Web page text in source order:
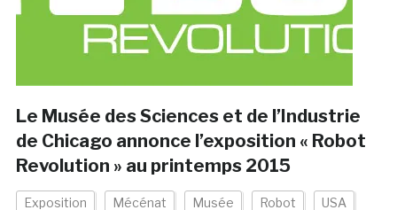
Le Musée des Sciences et de l’Industrie
de Chicago annonce l’exposition « Robot
Revolution » au printemps 2015
Exposition Mécénat Musée Robot USA